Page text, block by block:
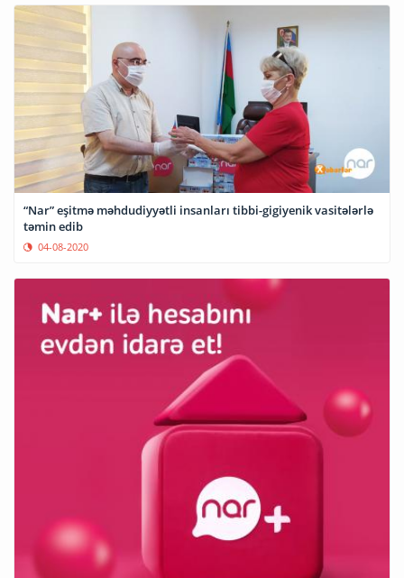
“Nar” eşitmə məhdudiyyətli insanları tibbi-gigiyenik vasitələrlə
təmin edib
04-08-2020